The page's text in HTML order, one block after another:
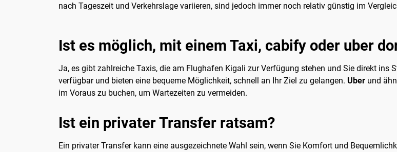
nach Tageszeit und Verkehrslage variieren, sind jedoch immer noch relativ günstig im
Ist es möglich, mit einem Taxi, cabify oder uber
Ja, es gibt zahlreiche Taxis, die am Flughafen Kigali zur Verfügung stehen und Sie direkt ins
verfügbar und bieten eine bequeme Möglichkeit, schnell an Ihr Ziel zu gelangen. Uber und
im Voraus zu buchen, um Wartezeiten zu vermeiden.
Ist ein privater Transfer ratsam?
Ein privater Transfer kann eine ausgezeichnete Wahl sein, wenn Sie Komfort und